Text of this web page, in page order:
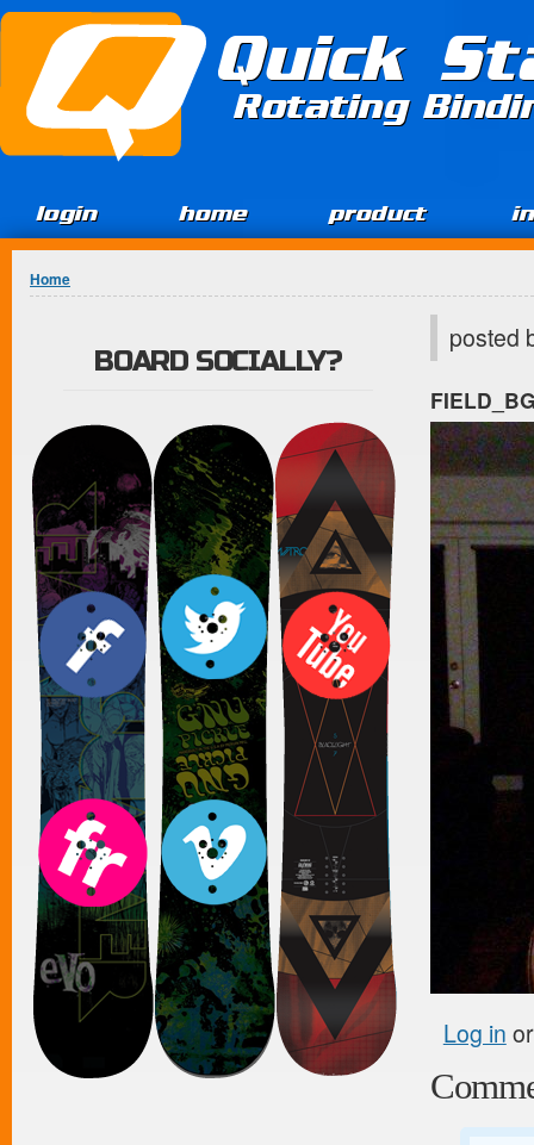
Jump to Content
Quick
Rotating
login home product
You are here
Home
posted
Log in
BOARD SOCIALLY?